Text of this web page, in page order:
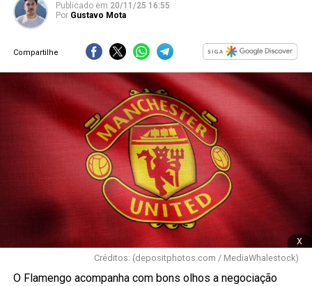
Publicado em 20/11/25 16:55
Por Gustavo Mota
Compartilhe
x
Créditos: (depositphotos.com / MediaWhalestock)
O Flamengo acompanha com bons olhos a negociação